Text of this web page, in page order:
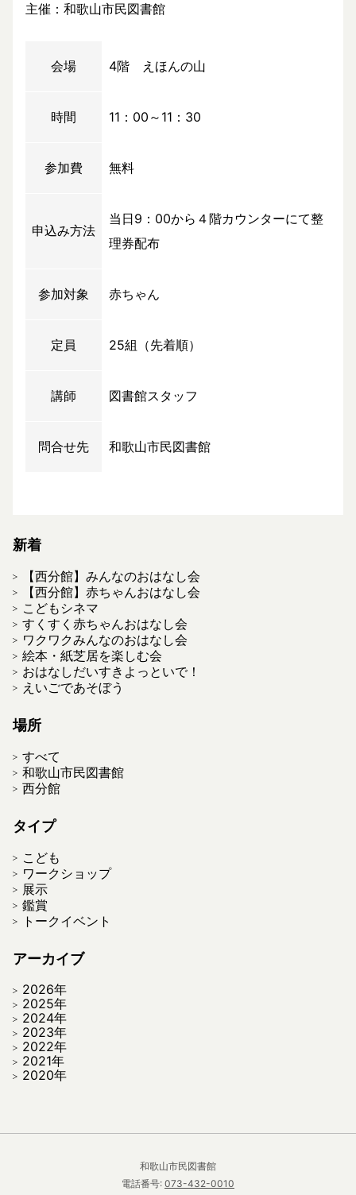
主催：和歌山市民図書館
会場 4階 えほんの山
時間 11：00～11：30
参加費 無料
申込み方法
当日9：00から４階カウンターにて整
理券配布
参加対象 赤ちゃん
定員 25組（先着順）
講師 図書館スタッフ
問合せ先 和歌山市民図書館
新着
【西分館】みんなのおはなし会
【西分館】赤ちゃんおはなし会
こどもシネマ
すくすく赤ちゃんおはなし会
ワクワクみんなのおはなし会
絵本・紙芝居を楽しむ会
おはなしだいすきよっといで！
えいごであそぼう
場所
すべて
和歌山市民図書館
西分館
タイプ
こども
ワークショップ
展示
鑑賞
トークイベント
アーカイブ
2026年
2025年
2024年
2023年
2022年
2021年
2020年
和歌山市民図書館
電話番号: 073-432-0010